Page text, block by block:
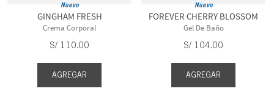
Nuevo
GINGHAM FRESH
Crema Corporal
S/ 110.00
AGREGAR
Nuevo
FOREVER CHERRY BLOSSOM
Gel De Baño
S/ 104.00
AGREGAR